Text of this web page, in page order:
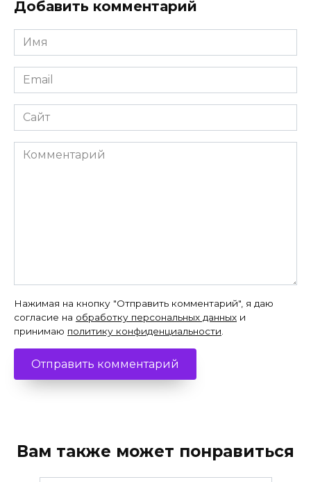
Добавить комментарий
Имя
*
Email
*
Сайт
Комментарий
Нажимая на кнопку "Отправить комментарий", я даю
согласие на обработку персональных данных и
принимаю политику конфиденциальности
Вам также может понравиться